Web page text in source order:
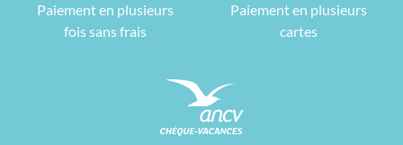
Paiement en plusieurs
fois sans frais
Paiement en plusieurs
cartes